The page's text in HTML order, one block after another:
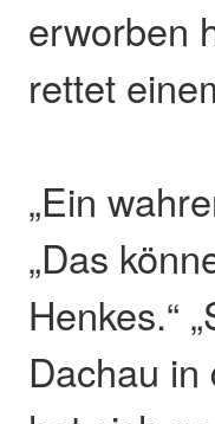
erworben
rettet
„Ein
„Das
Henkes.“
Dachau